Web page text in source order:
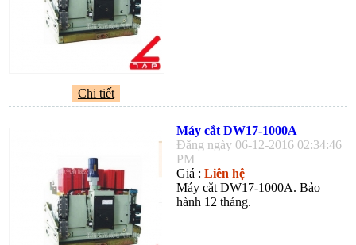
Chi tiết
Máy cắt DW17-1000A
Đăng ngày 06-12-2016 02:34:46
PM
Giá : Liên hệ
Máy cắt DW17-1000A. Bảo
hành 12 tháng.